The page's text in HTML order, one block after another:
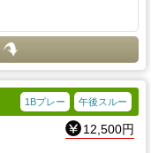
午後スルー
1Bプレー
12,500円